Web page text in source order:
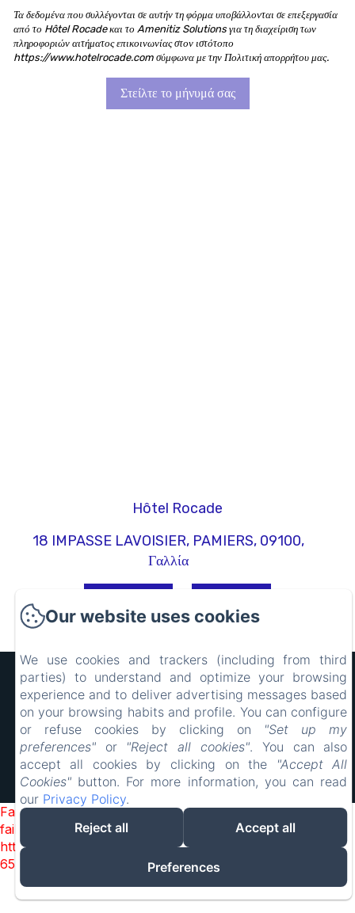
Τα δεδομένα που συλλέγονται σε αυτήν τη φόρμα υποβάλλονται σε επεξεργασία
από το Hôtel Rocade και το Amenitiz Solutions για τη διαχείριση των
πληροφοριών αιτήματος επικοινωνίας στον ιστότοπο
https://www.hotelrocade.com σύμφωνα με την Πολιτική απορρήτου μας.
Hôtel Rocade
18 IMPASSE LAVOISIER, PAMIERS, 09100,
Γαλλία
Hôtel Rocade
Νομικές ειδοποιήσεις
18 IMPASSE LAVOISIER, PAMIERS, 09100, Γαλλία
resarocade@gmx.fr
0660898417
0660898417
Failed to load BookingEngine/index: Loading chunk 93
failed. (missing:
https://d1cmur5l0xva3h.cloudfront.net/packs/93-
65acea04403f90f9-51549dd374e3067c.js)
Our website uses cookies
We use cookies and trackers (including from third
parties) to understand and optimize your browsing
experience and to deliver advertising messages based
on your browsing habits and profile. You can configure
or refuse cookies by clicking on "Set up my
preferences"or "Reject all cookies". You can also
accept all cookies by clicking on the
"Accept All
Cookies"button. For more information, you can read
our Privacy Policy.
Reject all
Accept all
Preferences